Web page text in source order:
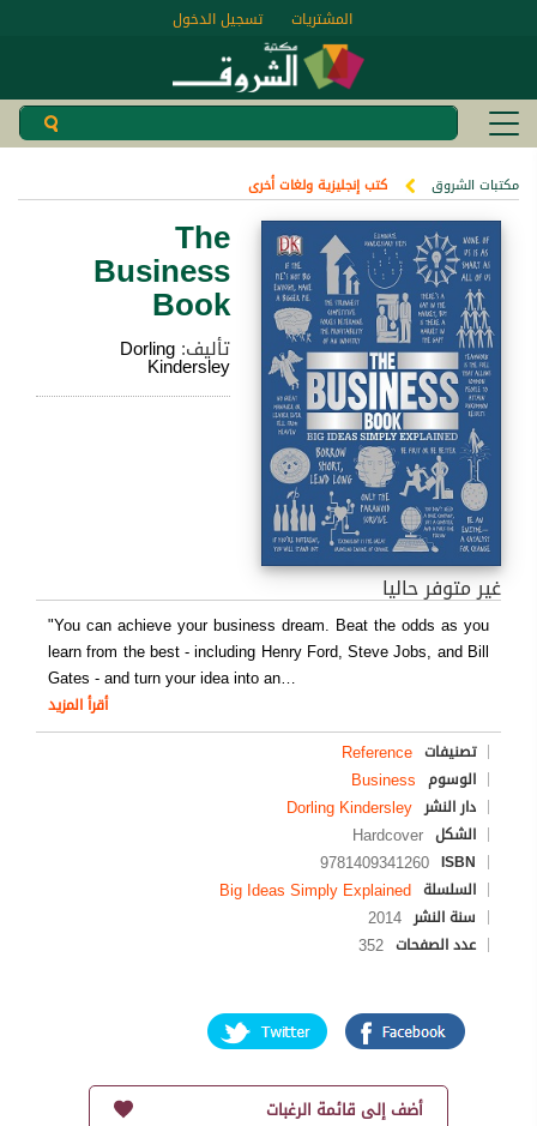
تسجيل الدخول المشتريات
مكتبات الشروق كتب إنجليزية ولغات أخرى
The
Business
Book
تأليف:Dorling
Kindersley
غير متوفر حاليا
"You can achieve your business dream. Beat the odds as you
learn from the best - including Henry Ford, Steve Jobs, and Bill
Gates - and turn your idea into an…
أقرأ المزيد
تصنيفات Reference
الوسوم Business
دار النشر Dorling Kindersley
الشكل Hardcover
ISBN
9781409341260
السلسلة Big Ideas Simply Explained
سنة النشر 2014
عدد الصفحات 352
أضف إلى قائمة الرغبات